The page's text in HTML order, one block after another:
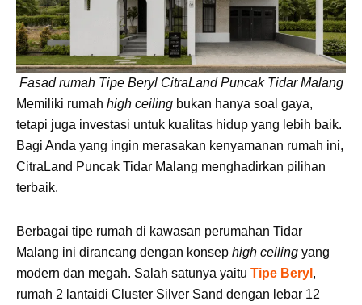
Fasad rumah Tipe Beryl CitraLand Puncak Tidar Malang
Memiliki rumah high ceiling bukan hanya soal gaya,
tetapi juga investasi untuk kualitas hidup yang lebih baik.
Bagi Anda yang ingin merasakan kenyamanan rumah ini,
CitraLand Puncak Tidar Malang menghadirkan pilihan
terbaik.
Berbagai tipe rumah di kawasan perumahan Tidar
Malang ini dirancang dengan konsep high ceiling yang
modern dan megah. Salah satunya yaitu Tipe Beryl ,
rumah 2 lantaidi Cluster Silver Sand dengan lebar 12